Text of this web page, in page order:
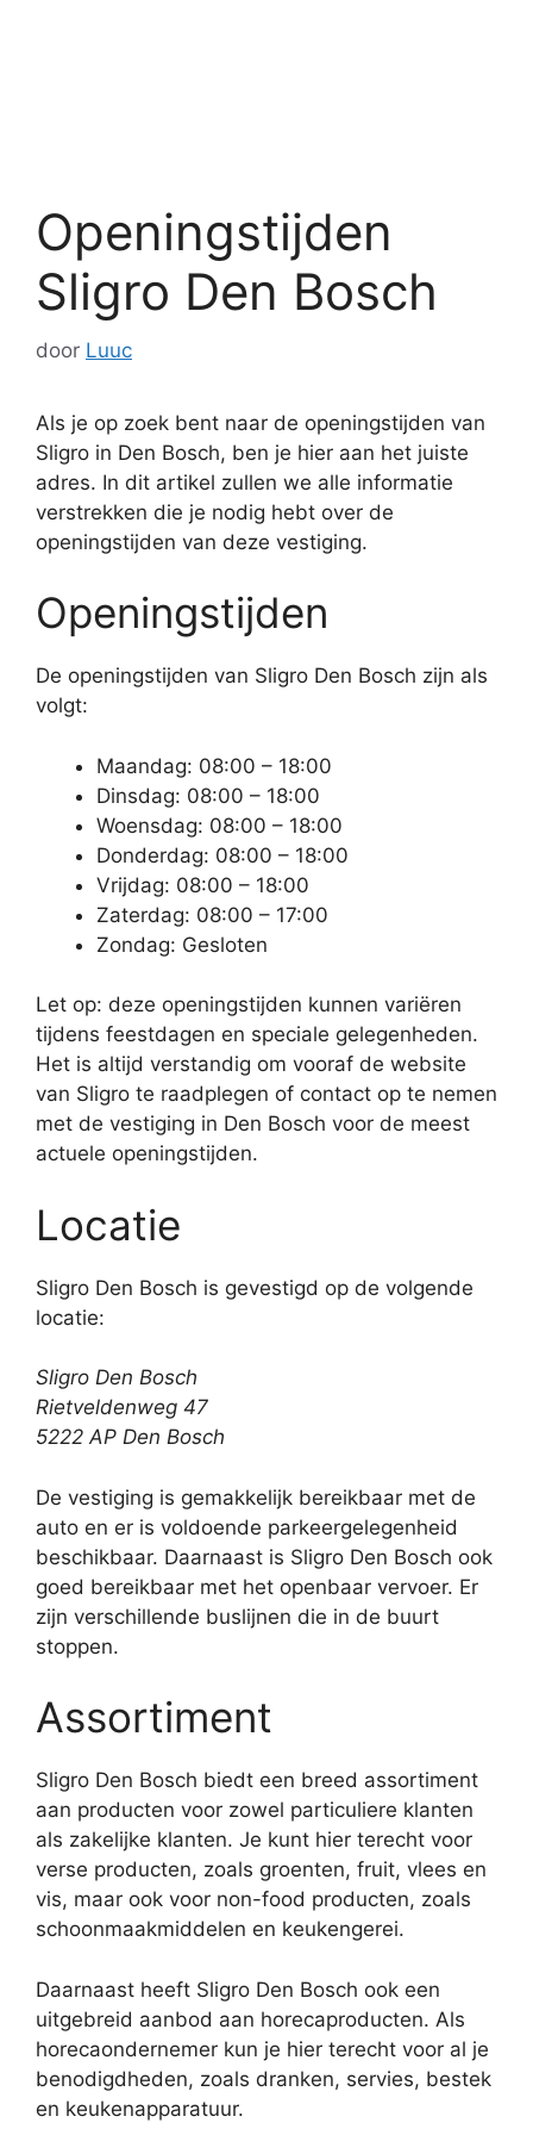
Openingstijden
Sligro Den Bosch
door Luuc
Als je op zoek bent naar de openingstijden van
Sligro in Den Bosch, ben je hier aan het juiste
adres. In dit artikel zullen we alle informatie
verstrekken die je nodig hebt over de
openingstijden van deze vestiging.
Openingstijden
De openingstijden van Sligro Den Bosch zijn als
volgt:
Maandag: 08:00 – 18:00
Dinsdag: 08:00 – 18:00
Woensdag: 08:00 – 18:00
Donderdag: 08:00 – 18:00
Vrijdag: 08:00 – 18:00
Zaterdag: 08:00 – 17:00
Zondag: Gesloten
Let op: deze openingstijden kunnen variëren
tijdens feestdagen en speciale gelegenheden.
Het is altijd verstandig om vooraf de website
van Sligro te raadplegen of contact op te nemen
met de vestiging in Den Bosch voor de meest
actuele openingstijden.
Locatie
Sligro Den Bosch is gevestigd op de volgende
locatie:
Sligro Den Bosch
Rietveldenweg 47
5222 AP Den Bosch
De vestiging is gemakkelijk bereikbaar met de
auto en er is voldoende parkeergelegenheid
beschikbaar. Daarnaast is Sligro Den Bosch ook
goed bereikbaar met het openbaar vervoer. Er
zijn verschillende buslijnen die in de buurt
stoppen.
Assortiment
Sligro Den Bosch biedt een breed assortiment
aan producten voor zowel particuliere klanten
als zakelijke klanten. Je kunt hier terecht voor
verse producten, zoals groenten, fruit, vlees en
vis, maar ook voor non-food producten, zoals
schoonmaakmiddelen en keukengerei.
Daarnaast heeft Sligro Den Bosch ook een
uitgebreid aanbod aan horecaproducten. Als
horecaondernemer kun je hier terecht voor al je
benodigdheden, zoals dranken, servies, bestek
en keukenapparatuur.